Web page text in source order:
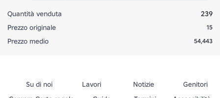
Quantità venduta
239
Prezzo originale
15
Prezzo medio 54,443
Su di noi Lavori Notizie
Genitori